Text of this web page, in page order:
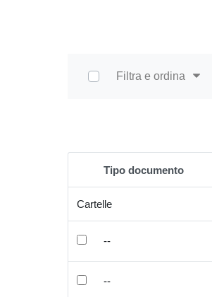
Select Items
Filtra e ordina
Elemento Selezionato
Tipo documento
Cartelle
--
--